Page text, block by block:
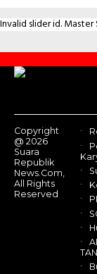
Invalid slider id.
Contact
Us
Copyright
@ 2026
Suara
Republik
News.Com,
All Rights
Reserved